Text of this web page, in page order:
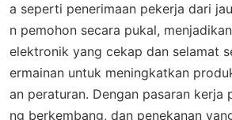
a seperti penerimaan pekerja dari
n pemohon secara pukal,
elektronik yang cekap dan selamat
ermainan untuk meningkatkan
an peraturan. Dengan pasaran kerja
ng berkembang, dan penekanan